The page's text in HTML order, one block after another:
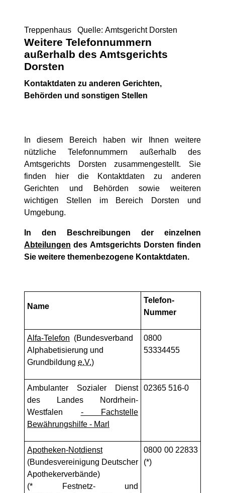
Treppenhaus Quelle: Amtsgericht Dorsten
Weitere Telefonnummern
außerhalb des Amtsgerichts
Dorsten
Kontaktdaten zu anderen Gerichten,
Behörden und sonstigen Stellen
In diesem Bereich haben wir Ihnen weitere
nützliche Telefonnummern außerhalb des
Amtsgerichts Dorsten zusammengestellt. Sie
finden hier die Kontaktdaten zu anderen
Gerichten und Behörden sowie weiteren
wichtigen Stellen im Bereich Dorsten und
Umgebung.
In den Beschreibungen der einzelnen
Abteilungen des Amtsgerichts Dorsten finden
Sie weitere themenbezogene Kontaktdaten.
Name
Telefon-
Nummer
Alfa-Telefon (Bundesverband
Alphabetisierung und
Grundbildung e.V.)
0800
53334455
Ambulanter Sozialer Dienst
des Landes Nordrhein-
Westfalen - Fachstelle
Bewährungshilfe - Marl
02365 516-0
Apotheken-Notdienst
(Bundesvereinigung Deutscher
Apothekerverbände)
(* Festnetz- und
0800 00 22833
(*)